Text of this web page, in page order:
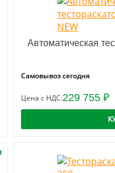
Автоматическая
Самовывоз сегодня
Цена с НДС:229 755 ₽